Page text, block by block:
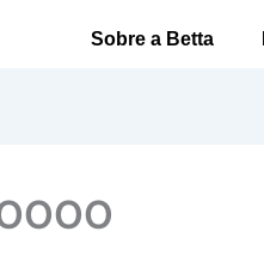
Sobre a Betta